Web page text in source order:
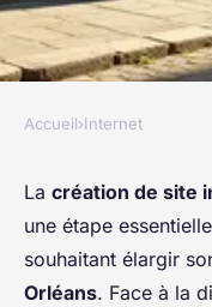
Créer un
orléans :
en ligne
Accueil›Internet
La création de site
une étape
souhaitant élargir
Orléans. Face à la